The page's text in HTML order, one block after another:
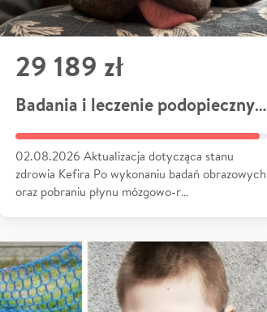
29 189 zł
Badania i leczenie podopiecznych
02.08.2026 Aktualizacja dotycząca stanu
zdrowia Kefira Po wykonaniu badań obrazowych
oraz pobraniu płynu mózgowo-r…